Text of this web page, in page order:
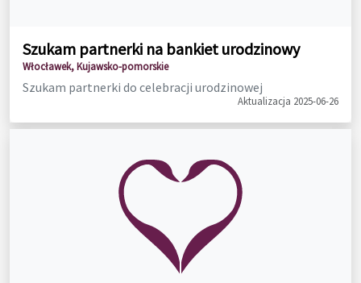
Szukam partnerki na bankiet urodzinowy
Włocławek, Kujawsko-pomorskie
Szukam partnerki do celebracji urodzinowej
Aktualizacja 2025-06-26